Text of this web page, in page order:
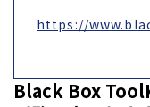
https://
Black Box